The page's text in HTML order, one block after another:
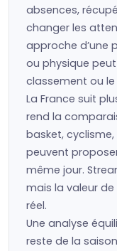
absences,
changer les
approche d’une
ou physique
classement ou
La France suit
rend la
basket,
peuvent
même jour.
mais la valeur
réel.
Une analyse
reste de la